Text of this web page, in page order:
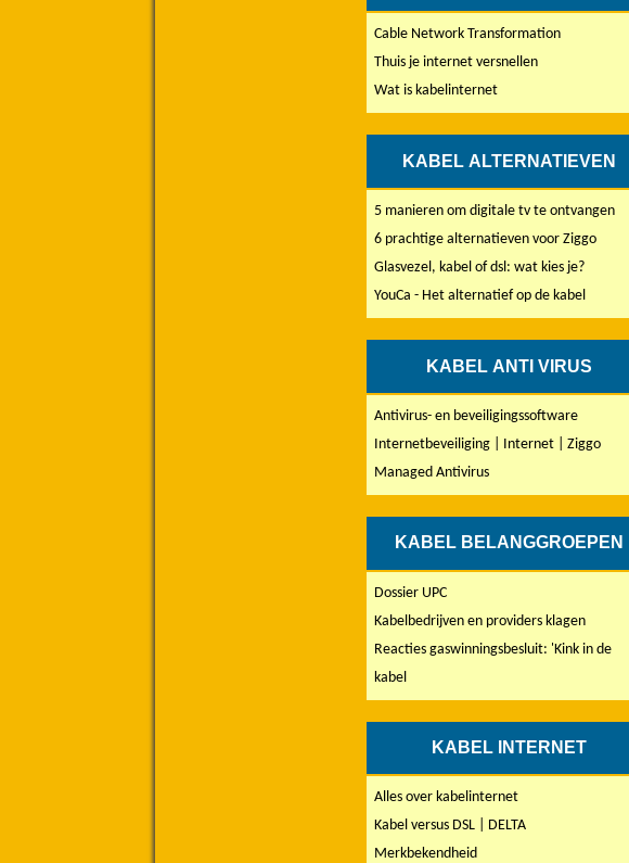
Cable Network Transformation
Thuis je internet versnellen
Wat is kabelinternet
KABEL ALTERNATIEVEN
5 manieren om digitale tv te ontvangen
6 prachtige alternatieven voor Ziggo
Glasvezel, kabel of dsl: wat kies je?
YouCa - Het alternatief op de kabel
KABEL ANTI VIRUS
Antivirus- en beveiligingssoftware
Internetbeveiliging | Internet | Ziggo
Managed Antivirus
KABEL BELANGGROEPEN
Dossier UPC
Kabelbedrijven en providers klagen
Reacties gaswinningsbesluit: 'Kink in de
kabel
KABEL INTERNET
Alles over kabelinternet
Kabel versus DSL | DELTA
Merkbekendheid